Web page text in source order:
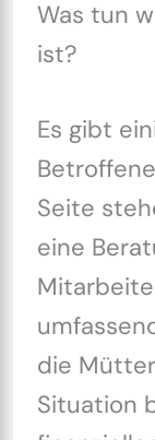
Was tun
ist?
Es gibt
Seite
eine
die
Situation